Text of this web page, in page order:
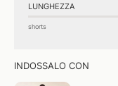
LUNGHEZZA
shorts
INDOSSALO CON